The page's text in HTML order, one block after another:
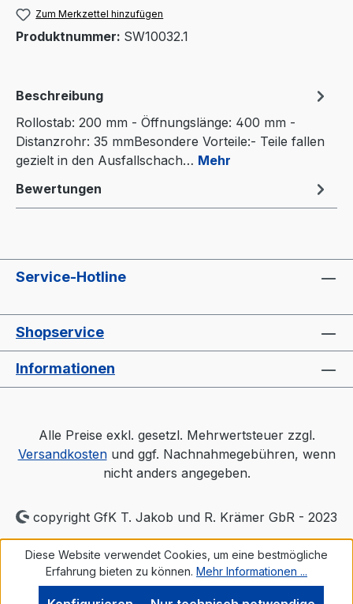
Zum Merkzettel hinzufügen
Produktnummer: SW10032.1
Beschreibung
Rollostab: 200 mm - Öffnungslänge: 400 mm -
Distanzrohr: 35 mmBesondere Vorteile:- Teile fallen
gezielt in den Ausfallschach… Mehr
Bewertungen
Service-Hotline
Shopservice
Informationen
Alle Preise exkl. gesetzl. Mehrwertsteuer zzgl.
Versandkostenund ggf. Nachnahmegebühren, wenn
nicht anders angegeben.
copyright GfK T. Jakob und R. Krämer GbR - 2023
Diese Website verwendet Cookies, um eine bestmögliche
Erfahrung bieten zu können. Mehr Informationen ...